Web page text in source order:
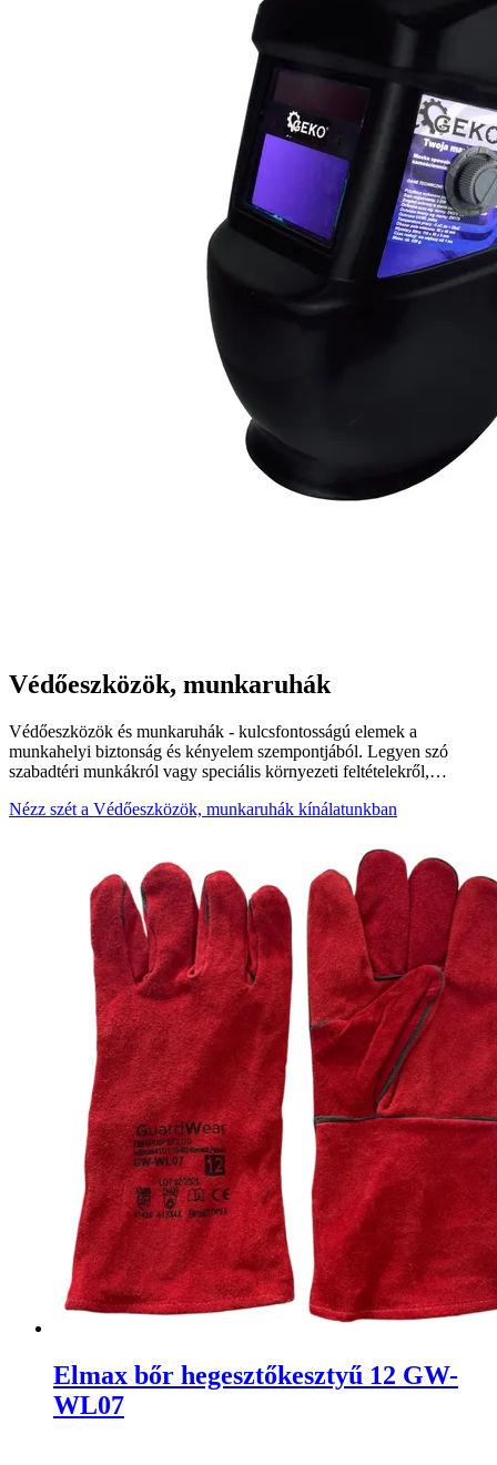
Védőeszközök, munkaruhák
Védőeszközök és munkaruhák - kulcsfontosságú elemek a
munkahelyi biztonság és kényelem szempontjából. Legyen szó
szabadtéri munkákról vagy speciális környezeti feltételekről,…
Nézz szét a Védőeszközök, munkaruhák kínálatunkban
Elmax bőr hegesztőkesztyű 12 GW-
WL07